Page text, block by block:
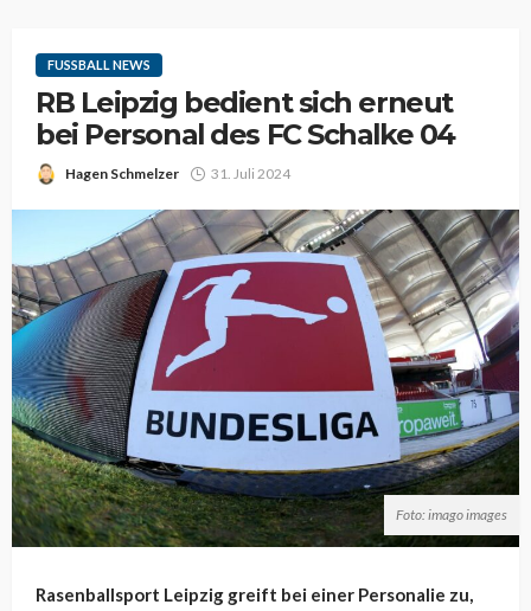
FUSSBALL NEWS
RB Leipzig bedient sich erneut
bei Personal des FC Schalke 04
Hagen Schmelzer 31. Juli 2024
Foto: imago images
Rasenballsport Leipzig greift bei einer Personalie zu,